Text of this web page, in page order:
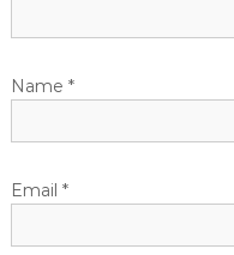
Name *
Email *